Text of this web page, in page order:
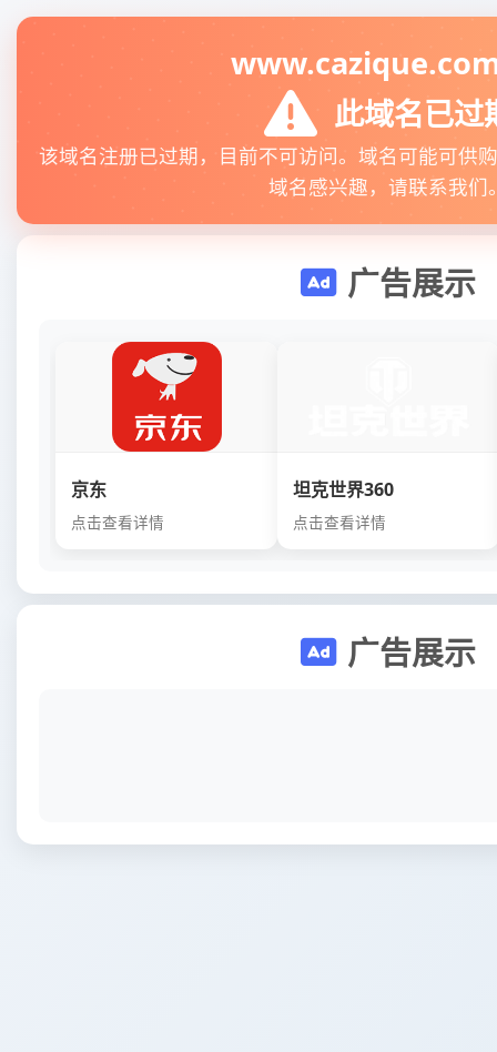
此域名已过
该域名注册已过期，目前不可访问。域名可能可供
域名感兴趣，请联系我们
广告展示
京东
点击查看详情
坦克世界360
点击查看详情
广告展示